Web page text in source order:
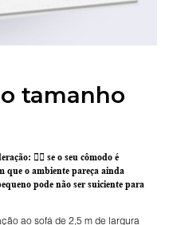
tamanho
👉🏽 se o seu cômodo é
que o ambiente pareça ainda
pode não ser suiciente para
ao sofá de 2,5 m de largura